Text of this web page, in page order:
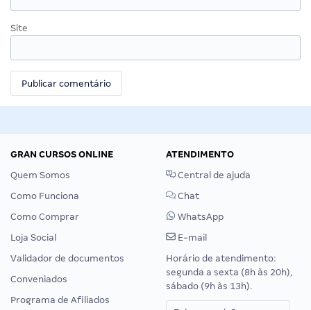
Site
GRAN CURSOS ONLINE
Quem Somos
Como Funciona
Como Comprar
Loja Social
Validador de documentos
Conveniados
Programa de Afiliados
ATENDIMENTO
Central de ajuda
Chat
WhatsApp
E-mail
Horário de atendimento:
segunda a sexta (8h às 20h),
sábado (9h às 13h).